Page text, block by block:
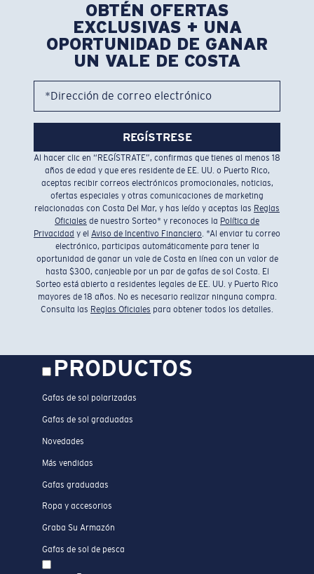
OBTÉN OFERTAS
EXCLUSIVAS + UNA
OPORTUNIDAD DE GANAR
UN VALE DE COSTA
*Dirección de correo electrónico
REGÍSTRESE
Al hacer clic en “REGÍSTRATE”, confirmas que tienes al menos 18
años de edad y que eres residente de EE. UU. o Puerto Rico,
aceptas recibir correos electrónicos promocionales, noticias,
ofertas especiales y otras comunicaciones de marketing
relacionadas con Costa Del Mar, y has leído y aceptas las Reglas
Oficiales de nuestro Sorteo* y reconoces la Política de
Privacidad y el Aviso de Incentivo Financiero. *Al enviar tu correo
electrónico, participas automáticamente para tener la
oportunidad de ganar un vale de Costa en línea con un valor de
hasta $300, canjeable por un par de gafas de sol Costa. El
Sorteo está abierto a residentes legales de EE. UU. y Puerto Rico
mayores de 18 años. No es necesario realizar ninguna compra.
Consulta las Reglas Oficiales para obtener todos los detalles.
PRODUCTOS
Gafas de sol polarizadas
Gafas de sol graduadas
Novedades
Más vendidas
Gafas graduadas
Ropa y accesorios
Graba Su Armazón
Gafas de sol de pesca